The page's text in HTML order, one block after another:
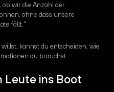
ob wir die Anzahl der
ohne dass unsere
fällt."
kannst du entscheiden, wie
du brauchst.
Leute ins Boot